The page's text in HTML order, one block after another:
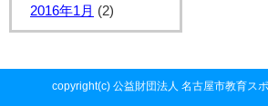
2016年1月 (2)
copyright(c) 公益財団法人 名古屋市教育ス